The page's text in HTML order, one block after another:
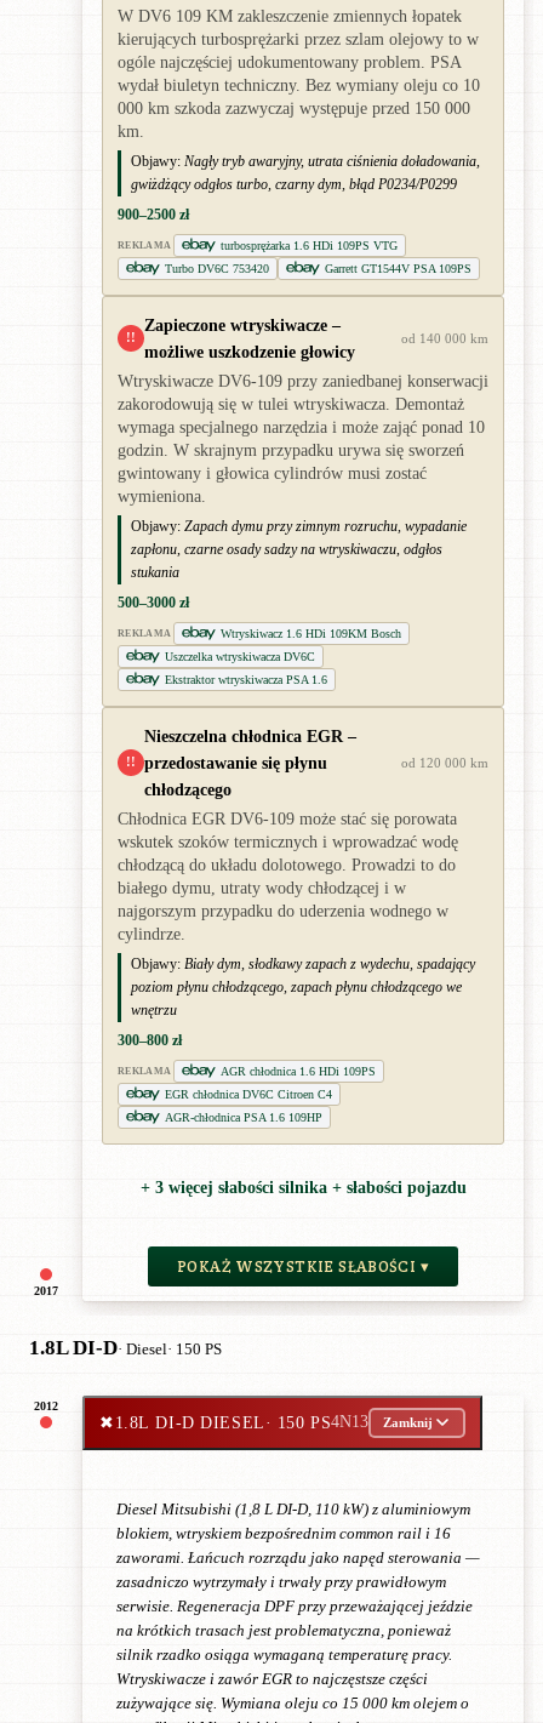
2017
W DV6 109 KM zakleszczenie zmiennych łopatek
kierujących turbosprężarki przez szlam olejowy to w
ogóle najczęściej udokumentowany problem. PSA
wydał biuletyn techniczny. Bez wymiany oleju co 10
000 km szkoda zazwyczaj występuje przed 150 000
km.
Objawy: Nagły tryb awaryjny, utrata ciśnienia doładowania,
gwiżdżący odgłos turbo, czarny dym, błąd P0234/P0299
900–2500 zł
REKLAMA
turbosprężarka 1.6 HDi 109PS VTG
Turbo DV6C 753420
Garrett GT1544V PSA 109PS
!!
Zapieczone wtryskiwacze –
możliwe uszkodzenie głowicy
od 140 000 km
Wtryskiwacze DV6-109 przy zaniedbanej konserwacji
zakorodowują się w tulei wtryskiwacza. Demontaż
wymaga specjalnego narzędzia i może zająć ponad 10
godzin. W skrajnym przypadku urywa się sworzeń
gwintowany i głowica cylindrów musi zostać
wymieniona.
Objawy: Zapach dymu przy zimnym rozruchu, wypadanie
zapłonu, czarne osady sadzy na wtryskiwaczu, odgłos
stukania
500–3000 zł
REKLAMA
Wtryskiwacz 1.6 HDi 109KM Bosch
Uszczelka wtryskiwacza DV6C
Ekstraktor wtryskiwacza PSA 1.6
!!
Nieszczelna chłodnica EGR –
przedostawanie się płynu
chłodzącego
od 120 000 km
Chłodnica EGR DV6-109 może stać się porowata
wskutek szoków termicznych i wprowadzać wodę
chłodzącą do układu dolotowego. Prowadzi to do
białego dymu, utraty wody chłodzącej i w
najgorszym przypadku do uderzenia wodnego w
cylindrze.
Objawy: Biały dym, słodkawy zapach z wydechu, spadający
poziom płynu chłodzącego, zapach płynu chłodzącego we
wnętrzu
300–800 zł
REKLAMA
AGR chłodnica 1.6 HDi 109PS
EGR chłodnica DV6C Citroen C4
AGR-chłodnica PSA 1.6 109HP
+ 3 więcej słabości silnika + słabości pojazdu
POKAŻ WSZYSTKIE SŁABOŚCI ▾
1.8L DI-D· Diesel· 150 PS
2012
✖1.8L DI-D DIESEL· 150 PS4N13 Zamknij
Diesel Mitsubishi (1,8 L DI-D, 110 kW) z aluminiowym
blokiem, wtryskiem bezpośrednim common rail i 16
zaworami. Łańcuch rozrządu jako napęd sterowania —
zasadniczo wytrzymały i trwały przy prawidłowym
serwisie. Regeneracja DPF przy przeważającej jeździe
na krótkich trasach jest problematyczna, ponieważ
silnik rzadko osiąga wymaganą temperaturę pracy.
Wtryskiwacze i zawór EGR to najczęstsze części
zużywające się. Wymiana oleju co 15 000 km olejem o